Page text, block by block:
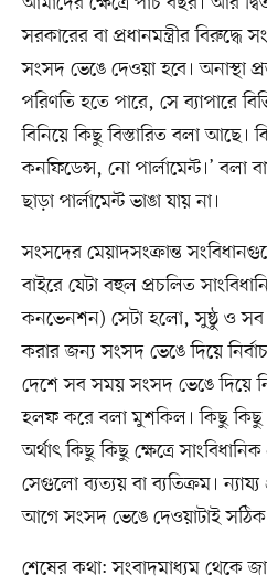
সরকারের বা প্রধানমন্ত্রীর বিরুদ্ধে
সংসদ ভেঙে দেওয়া হবে। অনাস্থা
পরিণতি হতে পারে, সে ব্যাপারে
বিনিয়ে কিছু বিস্তারিত বলা আছে।
কনফিডেন্স, নো পার্লামেন্ট।’ বলা
ছাড়া পার্লামেন্ট ভাঙা যায় না।
সংসদের মেয়াদসংক্রান্ত
বাইরে যেটা বহুল প্রচলিত
কনভেনশন) সেটা হলো, সুষ্ঠু ও সব
করার জন্য সংসদ ভেঙে দিয়ে
দেশে সব সময় সংসদ ভেঙে দিয়ে
হলফ করে বলা মুশকিল। কিছু কিছু
অর্থাৎ কিছু কিছু ক্ষেত্রে
সেগুলো ব্যত্যয় বা ব্যতিক্রম। ন্যায্য
আগে সংসদ ভেঙে দেওয়াটাই
শেষের কথা: সংবাদমাধ্যম থেকে